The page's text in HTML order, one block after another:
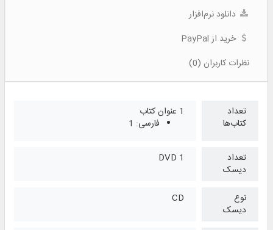
دانلود نرم‌افزار
خرید از PayPal
نظرات کاربران (0)
تعداد
کتاب‌ها
1 عنوان کتاب
فارسی: 1
تعداد
دیسک
1 DVD
نوع
دیسک
CD